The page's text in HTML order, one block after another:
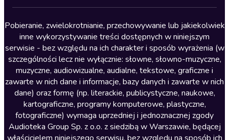
Lektury szkolne
Literatura anglojęzyczna
Literatura faktu
Literatura obyczajowa
Literatura piękna obca
Literatura piękna polska
Nagrania relaksacyjne
Nauka języków
Pobieranie, zwielokrotnianie, przechowywanie lub jakiekolwiek
inne wykorzystywanie treści dostępnych w niniejszym
serwisie - bez względu na ich charakter i sposób wyrażenia (w
szczególności lecz nie wyłącznie: słowne, słowno-muzyczne,
muzyczne, audiowizualne, audialne, tekstowe, graficzne i
zawarte w nich dane i informacje, bazy danych i zawarte w nich
dane) oraz formę (np. literackie, publicystyczne, naukowe,
kartograficzne, programy komputerowe, plastyczne,
fotograficzne) wymaga uprzedniej i jednoznacznej zgody
Audioteka Group Sp. z o.o. z siedzibą w Warszawie, będącej